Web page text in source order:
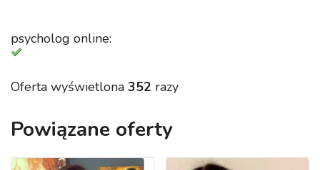
psycholog online:
Oferta wyświetlona 352 razy
Powiązane oferty